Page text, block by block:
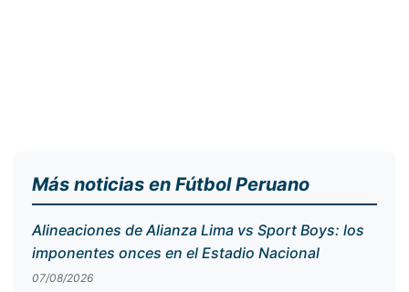
Más noticias en Fútbol Peruano
Alineaciones de Alianza Lima vs Sport Boys: los
imponentes onces en el Estadio Nacional
07/08/2026